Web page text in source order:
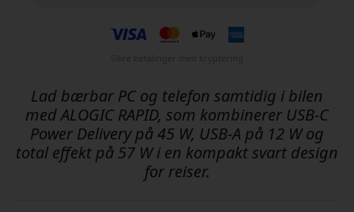
Lad bærbar PC og telefon samtidig i bilen
med ALOGIC RAPID, som kombinerer USB-C
Power Delivery på 45 W, USB-A på 12 W og
total effekt på 57 W i en kompakt svart design
for reiser.